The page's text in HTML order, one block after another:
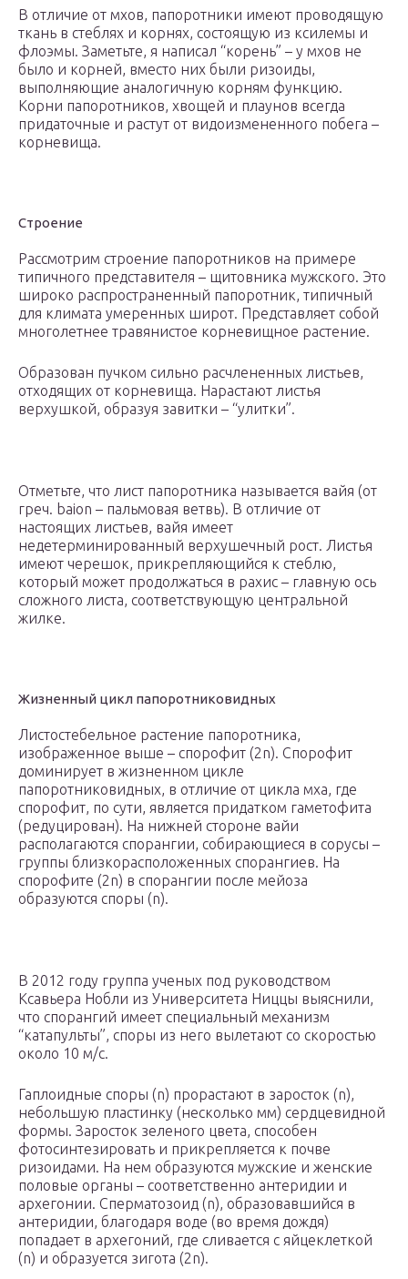
В отличие от мхов, папоротники имеют проводящую
ткань в стеблях и корнях, состоящую из ксилемы и
флоэмы. Заметьте, я написал “корень” – у мхов не
было и корней, вместо них были ризоиды,
выполняющие аналогичную корням функцию.
Корни папоротников, хвощей и плаунов всегда
придаточные и растут от видоизмененного побега –
корневища.
Строение
Рассмотрим строение папоротников на примере
типичного представителя – щитовника мужского. Это
широко распространенный папоротник, типичный
для климата умеренных широт. Представляет собой
многолетнее травянистое корневищное растение.
Образован пучком сильно расчлененных листьев,
отходящих от корневища. Нарастают листья
верхушкой, образуя завитки – “улитки”.
Отметьте, что лист папоротника называется вайя (от
греч. baion – пальмовая ветвь). В отличие от
настоящих листьев, вайя имеет
недетерминированный верхушечный рост. Листья
имеют черешок, прикрепляющийся к стеблю,
который может продолжаться в рахис – главную ось
сложного листа, соответствующую центральной
жилке.
Жизненный цикл папоротниковидных
Листостебельное растение папоротника,
изображенное выше – спорофит (2n). Спорофит
доминирует в жизненном цикле
папоротниковидных, в отличие от цикла мха, где
спорофит, по сути, является придатком гаметофита
(редуцирован). На нижней стороне вайи
располагаются спорангии, собирающиеся в сорусы –
группы близкорасположенных спорангиев. На
спорофите (2n) в спорангии после мейоза
образуются споры (n).
В 2012 году группа ученых под руководством
Ксавьера Нобли из Университета Ниццы выяснили,
что спорангий имеет специальный механизм
“катапульты”, споры из него вылетают со скоростью
около 10 м/с.
Гаплоидные споры (n) прорастают в заросток (n),
небольшую пластинку (несколько мм) сердцевидной
формы. Заросток зеленого цвета, способен
фотосинтезировать и прикрепляется к почве
ризоидами. На нем образуются мужские и женские
половые органы – соответственно антеридии и
архегонии. Сперматозоид (n), образовавшийся в
антеридии, благодаря воде (во время дождя)
попадает в архегоний, где сливается с яйцеклеткой
(n) и образуется зигота (2n).